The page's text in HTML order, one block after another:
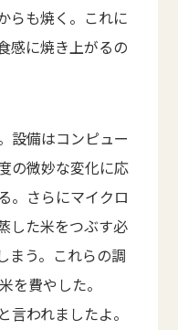
らも焼く。これに
感に焼き上がるの
設備はコンピュー
の微妙な変化に応
。さらにマイクロ
した米をつぶす必
まう。これらの調
を費やした。
言われましたよ。